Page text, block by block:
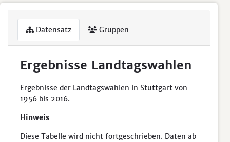
Datensatz Gruppen
Ergebnisse Landtagswahlen
Ergebnisse der Landtagswahlen in Stuttgart von
1956 bis 2016.
Hinweis
Diese Tabelle wird nicht fortgeschrieben. Daten ab